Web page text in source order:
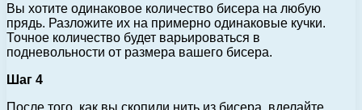
Вы хотите одинаковое количество бисера на любую
прядь. Разложите их на примерно одинаковые кучки.
Точное количество будет варьироваться в
подневольности от размера вашего бисера.
Шаг 4
После того, как вы скопили нить из бисера, вделайте